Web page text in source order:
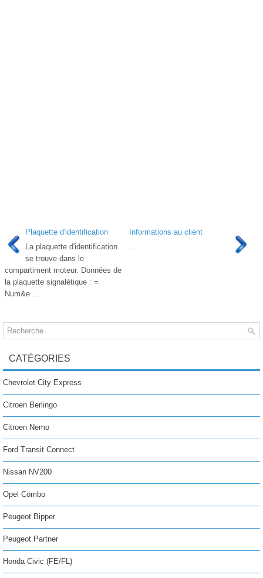
Plaquette d'identification
La plaquette d'identification
se trouve dans le
compartiment moteur. Données de
la plaquette signalétique : =
Num&e ...
Informations au client
CATÉGORIES
Chevrolet City Express
Citroen Berlingo
Citroen Nemo
Ford Transit Connect
Nissan NV200
Opel Combo
Peugeot Bipper
Peugeot Partner
Honda Civic (FE/FL)